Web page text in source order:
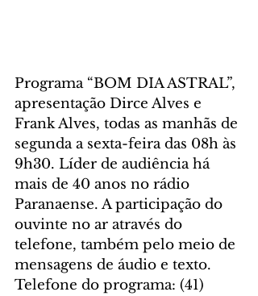
Programa “BOM DIA ASTRAL”,
apresentação Dirce Alves e
Frank Alves, todas as manhãs de
segunda a sexta-feira das 08h às
9h30. Líder de audiência há
mais de 40 anos no rádio
Paranaense. A participação do
ouvinte no ar através do
telefone, também pelo meio de
mensagens de áudio e texto.
Telefone do programa: (41)